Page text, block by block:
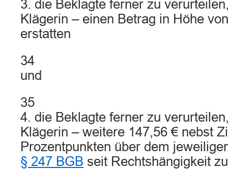
3. die Beklagte ferner zu
Klägerin – einen Betrag in Höhe
erstatten
34
und
35
4. die Beklagte ferner zu
Klägerin – weitere 147,56 € nebst
Prozentpunkten über dem
§ 247 BGB seit Rechtshängigkeit